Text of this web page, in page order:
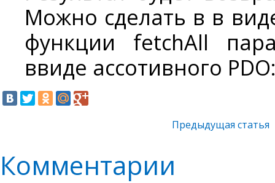
Можно сделать в в
функции fetchAll
ввиде ассотивного
Предыдущая статья
Комментарии